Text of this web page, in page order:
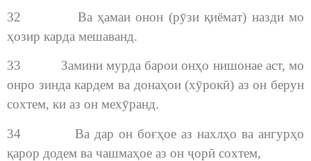
32 Ва ҳамаи онон (рӯзи қиёмат) назди мо
ҳозир карда мешаванд.
33 Замини мурда барои онҳо нишонае аст, мо
онро зинда кардем ва донаҳои (хӯрокӣ) аз он берун
сохтем, ки аз он мехӯранд.
34 Ва дар он боғҳое аз нахлҳо ва ангурҳо
қарор додем ва чашмаҳое аз он ҷорӣ сохтем,